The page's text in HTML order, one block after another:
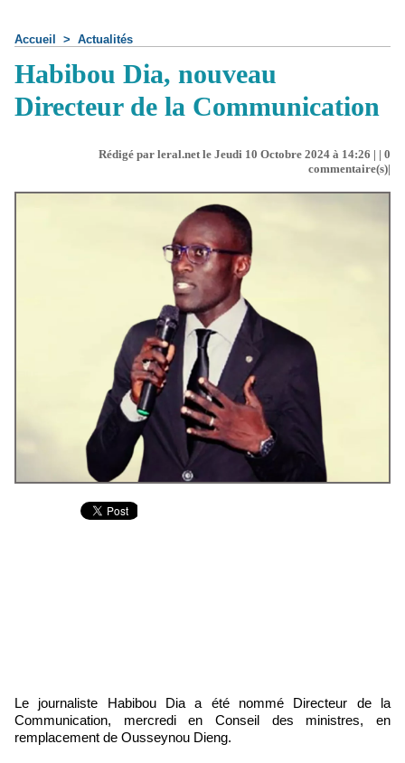
Accueil > Actualités
Habibou Dia, nouveau
Directeur de la Communication
Rédigé par leral.net le Jeudi 10 Octobre 2024 à 14:26 | | 0
commentaire(s)|
Le journaliste Habibou Dia a été nommé Directeur de la
Communication, mercredi en Conseil des ministres, en
remplacement de Ousseynou Dieng.